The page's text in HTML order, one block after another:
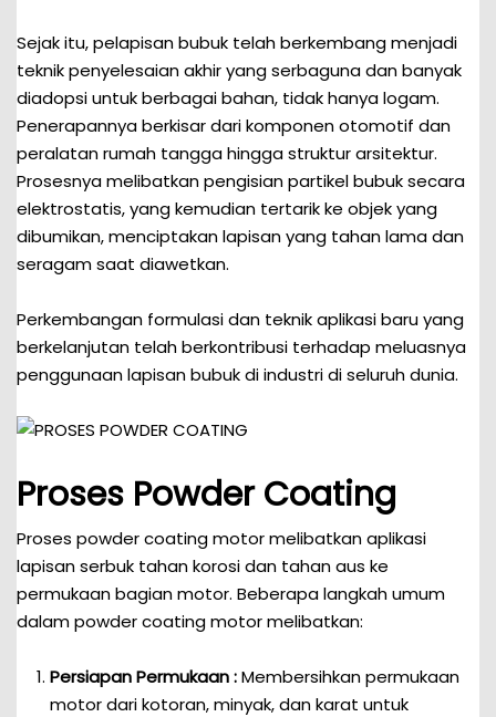
Sejak itu, pelapisan bubuk telah berkembang menjadi
teknik penyelesaian akhir yang serbaguna dan banyak
diadopsi untuk berbagai bahan, tidak hanya logam.
Penerapannya berkisar dari komponen otomotif dan
peralatan rumah tangga hingga struktur arsitektur.
Prosesnya melibatkan pengisian partikel bubuk secara
elektrostatis, yang kemudian tertarik ke objek yang
dibumikan, menciptakan lapisan yang tahan lama dan
seragam saat diawetkan.
Perkembangan formulasi dan teknik aplikasi baru yang
berkelanjutan telah berkontribusi terhadap meluasnya
penggunaan lapisan bubuk di industri di seluruh dunia.
Proses Powder Coating
Proses powder coating motor melibatkan aplikasi
lapisan serbuk tahan korosi dan tahan aus ke
permukaan bagian motor. Beberapa langkah umum
dalam powder coating motor melibatkan:
Persiapan Permukaan :Membersihkan permukaan
motor dari kotoran, minyak, dan karat untuk